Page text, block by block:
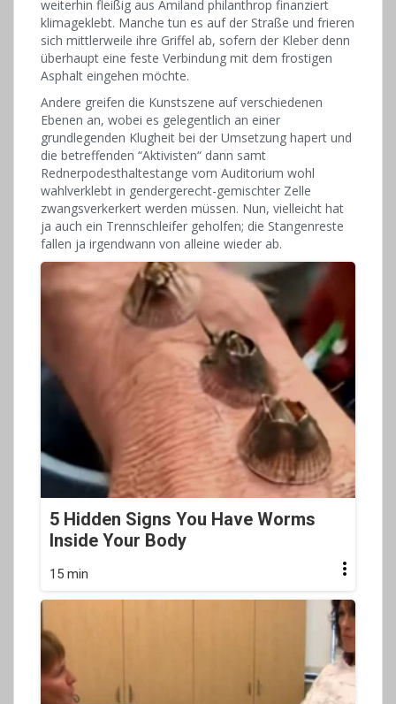
weiterhin fleißig aus Amiland philanthrop finanziert
klimageklebt. Manche tun es auf der Straße und frieren
sich mittlerweile ihre Griffel ab, sofern der Kleber denn
überhaupt eine feste Verbindung mit dem frostigen
Asphalt eingehen möchte.
Andere greifen die Kunstszene auf verschiedenen
Ebenen an, wobei es gelegentlich an einer
grundlegenden Klugheit bei der Umsetzung hapert und
die betreffenden “Aktivisten“ dann samt
Rednerpodesthaltestange vom Auditorium wohl
wahlverklebt in gendergerecht-gemischter Zelle
zwangsverkerkert werden müssen. Nun, vielleicht hat
ja auch ein Trennschleifer geholfen; die Stangenreste
fallen ja irgendwann von alleine wieder ab.
5 Hidden Signs You Have Worms
Inside Your Body
15 min